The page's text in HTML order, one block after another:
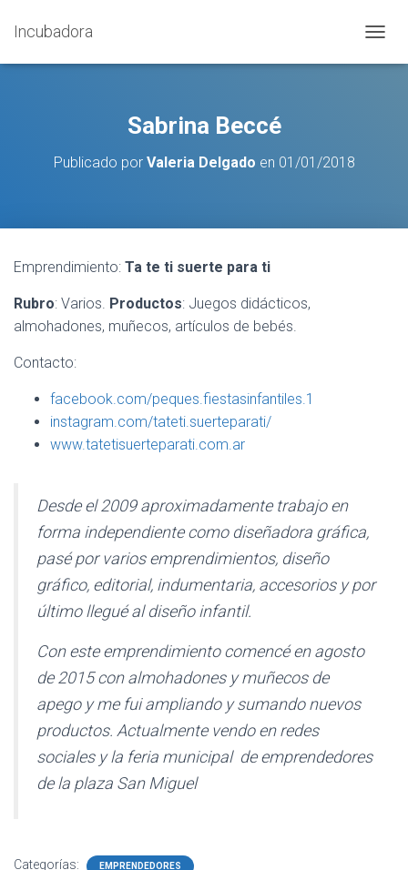
Incubadora
A
Sabrina Beccé
Publicado por Valeria Delgado en 01/01/2018
Emprendimiento: Ta te ti suerte para ti
Rubro: Varios. Productos: Juegos didácticos,
almohadones, muñecos, artículos de bebés.
Contacto:
facebook.com/peques.fiestasinfantiles.1
instagram.com/tateti.suerteparati/
www.tatetisuerteparati.com.ar
Desde el 2009 aproximadamente trabajo en
forma independiente como diseñadora gráfica,
pasé por varios emprendimientos, diseño
gráfico, editorial, indumentaria, accesorios y por
último llegué al diseño infantil.
Con este emprendimiento comencé en agosto
de 2015 con almohadones y muñecos de
apego y me fui ampliando y sumando nuevos
productos. Actualmente vendo en redes
sociales y la feria municipal de emprendedores
de la plaza San Miguel
Categorías: EMPRENDEDORES